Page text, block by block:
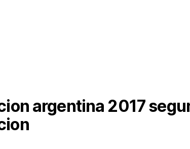
argentina 2017